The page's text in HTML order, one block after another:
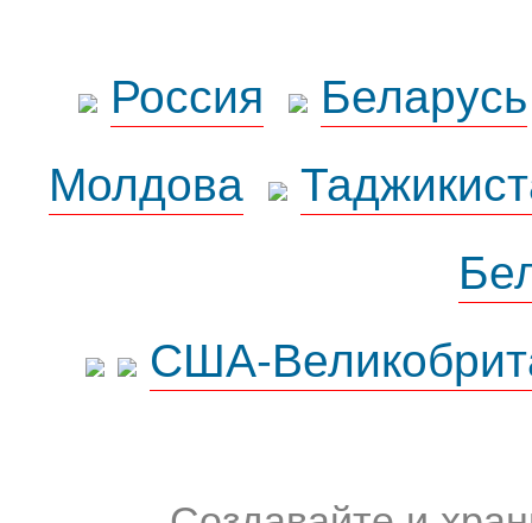
Россия
Беларусь
Молдова
США-